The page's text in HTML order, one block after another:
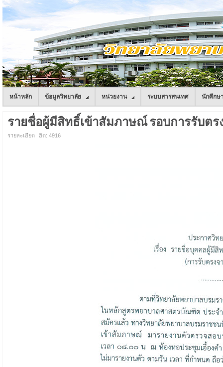
หน้าหลัก ข้อมูลวิทยาลัย หน่วยงาน ระบบสารสนเทศ นักศึกษ
รายชื่อผู้มีสิทธิ์เข้าสัมภาษณ์ รอบการรับตร
รายละเอียด ฮิต: 4916